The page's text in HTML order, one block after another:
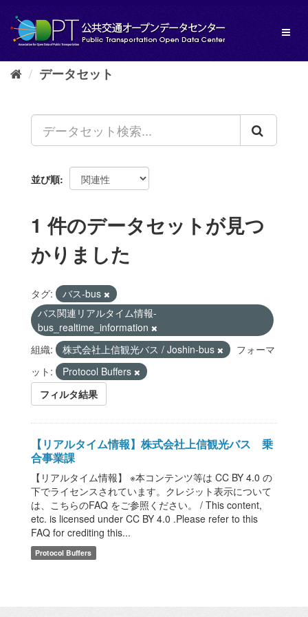
し
データセット
並び順
1 件のデータセットが見つ
かりました
タグ:
バス-bus
バス関連リアルタイム情報-
bus_realtime_information
組織:
株式会社上信観光バス / Joshin-bus
フォーマ
ット:
Protocol Buffers
フィルタ結果
【リアルタイム情報】株式会社上信観光バス 乗
合事業課
【リアルタイム情報】 ※本コンテンツ等は CC BY 4.0 の
下でライセンスされています。クレジット表示について
は、こちらのFAQ をご参照ください。 / This content,
etc. is licensed under CC BY 4.0 .Please refer to this
FAQ for crediting this...
Protocol Buffers